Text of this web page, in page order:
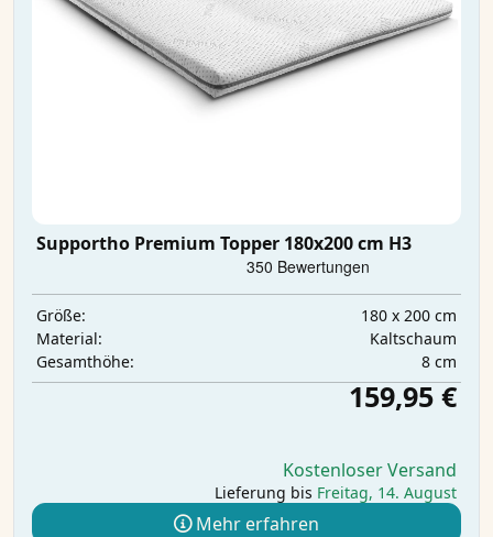
Supportho Premium Topper 180x200 cm H3
Größe:
180 x 200 cm
Material:
Kaltschaum
Gesamthöhe:
8 cm
159,95 €
Kostenloser Versand
Lieferung bis Freitag, 14. August
Mehr erfahren